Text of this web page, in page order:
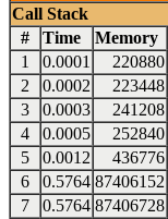
Call Stack
#
Time Memory
1
0.0001 220880
2
0.0002 223448
3
0.0003 241208
4
0.0005 252840
5
0.0012 436776
6
0.5764 87406152
7
0.5764 87406728